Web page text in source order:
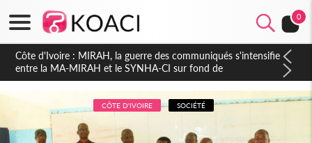
0
Côte d'Ivoire : Indépendance 2026, Thiam plaide pour un
environnement démocratique plus apaisé
CÔTE D'IVOIRE SOCIÉTÉ